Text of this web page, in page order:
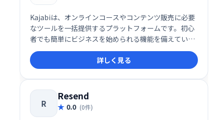
Kajabiは、オンラインコースやコンテンツ販売に必要
なツールを一括提供するプラットフォームです。初心
者でも簡単にビジネスを始められる機能を備えていま
す。
詳しく見る
R
Resend
0.0 (0件)